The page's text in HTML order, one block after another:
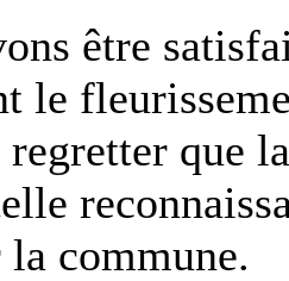
être
le
regretter que
commune.